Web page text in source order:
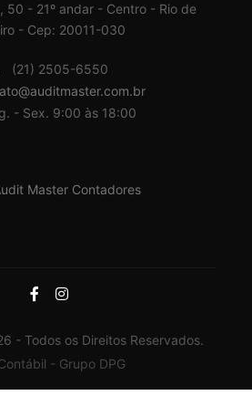
50 - 21º andar - Centro - Rio de
- Cep: 20011-030
(21) 2505-6550
- Sex. 9:00 às 18:00
Master Contadores
- Todos os Direitos Reservados.
- Grupo DPG